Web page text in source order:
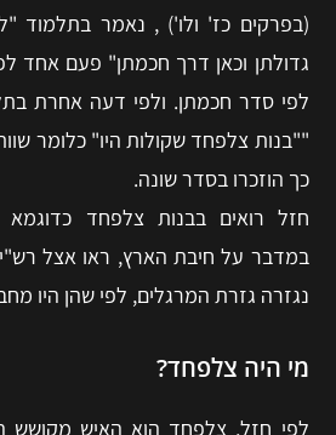
(בפרקים כז' ולו') , נאמר בתלמוד
גדולתן וכאן דרך חכמתן" פעם אחד
לפי סדר חכמתן. ולפי דעה אחרת
""בנות צלפחד שקולות היו" כלומר
כך הוזכרו בסדר שונה.
חזל רואים בבנות צלפחד
במדבר על חיבת הארץ, ראו אצל
נגזרה גזרת המרגלים, לפי שהן היו
מי היה צלפחד?
לפי חזל, צלפחד הוא האיש מקושש